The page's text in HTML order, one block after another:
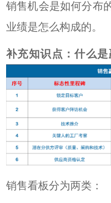
销售机会是如何分布
业绩是怎么构成的。
补充知识点：什么是
销售看板分为两类：